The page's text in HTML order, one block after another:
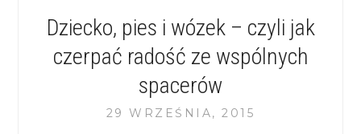
Dziecko, pies i wózek – czyli jak
czerpać radość ze wspólnych
spacerów
29 WRZEŚNIA, 2015